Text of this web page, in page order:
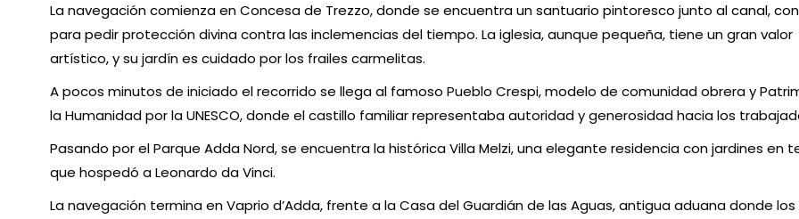
La navegación comienza en Concesa de Trezzo, donde se encuentra un santuario pintoresco junto al canal,
para pedir protección divina contra las inclemencias del tiempo. La iglesia, aunque pequeña, tiene un gran valor
artístico, y su jardín es cuidado por los frailes carmelitas.
A pocos minutos de iniciado el recorrido se llega al famoso Pueblo Crespi, modelo de comunidad obrera y
la Humanidad por la UNESCO, donde el castillo familiar representaba autoridad y generosidad hacia los
Pasando por el Parque Adda Nord, se encuentra la histórica Villa Melzi, una elegante residencia con jardines en
que hospedó a Leonardo da Vinci.
La navegación termina en Vaprio d’Adda, frente a la Casa del Guardián de las Aguas, antigua aduana donde los